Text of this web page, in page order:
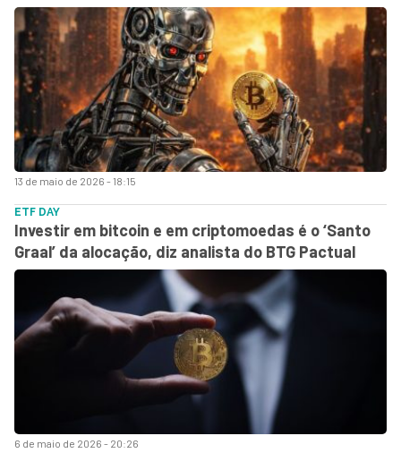
13 de maio de 2026 - 18:15
6 de maio de 2026 - 20:26
ETF DAY
Investir em bitcoin e em criptomoedas é o ‘Santo
Graal’ da alocação, diz analista do BTG Pactual